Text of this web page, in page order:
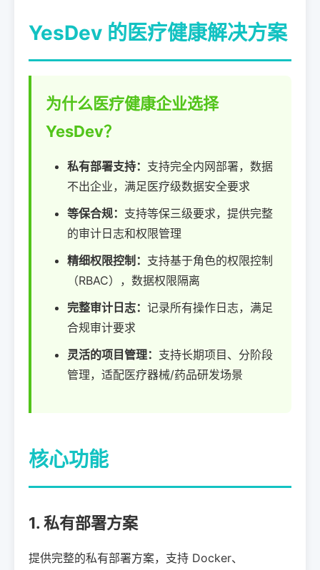
YesDev 的医疗健康解决方案
为什么医疗健康企业选择
YesDev？
私有部署支持： 支持完全内网部署，数据
不出企业，满足医疗级数据安全要求
等保合规： 支持等保三级要求，提供完整
的审计日志和权限管理
精细权限控制： 支持基于角色的权限控制
（RBAC），数据权限隔离
完整审计日志： 记录所有操作日志，满足
合规审计要求
灵活的项目管理： 支持长期项目、分阶段
管理，适配医疗器械/药品研发场景
核心功能
1. 私有部署方案
提供完整的私有部署方案，支持 Docker、